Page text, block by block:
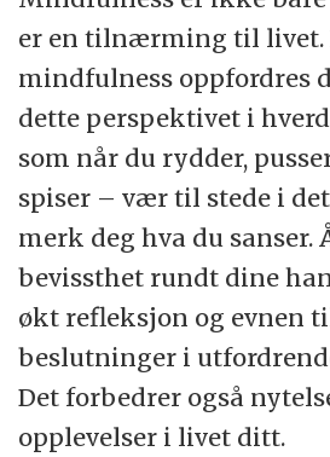
er en tilnærming til livet.
mindfulness oppfordres
dette perspektivet i
som når du rydder,
spiser – vær til stede i
merk deg hva du sanser.
bevissthet rundt dine
økt refleksjon og evnen
beslutninger i
Det forbedrer også
opplevelser i livet ditt.